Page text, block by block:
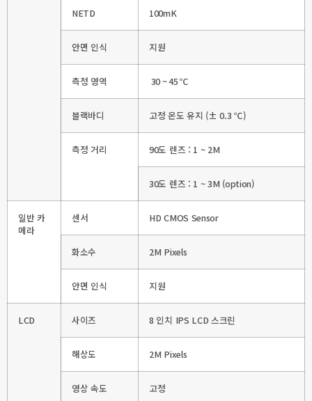
NETD 100mK
안면 인식 지원
측정 영역 30 ~ 45 ℃
블랙바디 고정 온도 유지 (± 0.3 ℃)
측정 거리 90도 렌즈 : 1 ~ 2M
30도 렌즈 : 1 ~ 3M (option)
일반 카
메라
센서 HD CMOS Sensor
화소수 2M Pixels
안면 인식 지원
LCD 사이즈 8 인치 IPS LCD 스크린
해상도 2M Pixels
영상 속도 고정